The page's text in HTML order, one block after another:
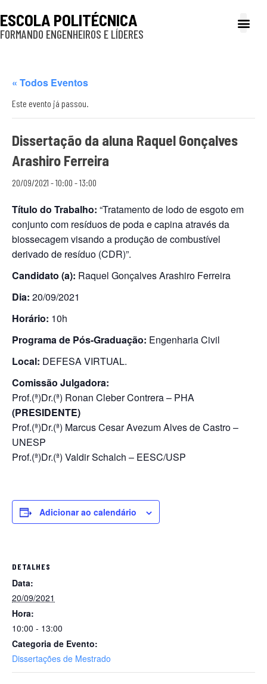
ESCOLA POLITÉCNICA
FORMANDO ENGENHEIROS E LÍDERES
« Todos Eventos
Este evento já passou.
Dissertação da aluna Raquel Gonçalves
Arashiro Ferreira
20/09/2021 - 10:00 -13:00
Título do Trabalho: “Tratamento de lodo de esgoto em
conjunto com resíduos de poda e capina através da
biossecagem visando a produção de combustível
derivado de resíduo (CDR)”.
Candidato (a): Raquel Gonçalves Arashiro Ferreira
Dia: 20/09/2021
Horário: 10h
Programa de Pós-Graduação: Engenharia Civil
Local: DEFESA VIRTUAL.
Comissão Julgadora:
Prof.(ª)Dr.(ª) Ronan Cleber Contrera – PHA
(PRESIDENTE)
Prof.(ª)Dr.(ª) Marcus Cesar Avezum Alves de Castro –
UNESP
Prof.(ª)Dr.(ª) Valdir Schalch – EESC/USP
Adicionar ao calendário
DETALHES
Data:
20/09/2021
Hora:
10:00 - 13:00
Categoria de Evento:
Dissertações de Mestrado